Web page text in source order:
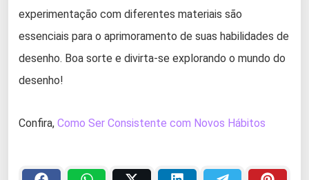
experimentação com diferentes materiais são
essenciais para o aprimoramento de suas habilidades de
desenho. Boa sorte e divirta-se explorando o mundo do
desenho!
Confira, Como Ser Consistente com Novos Hábitos